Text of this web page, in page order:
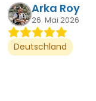
Arka Roy
26. Mai 2026
Deutschland